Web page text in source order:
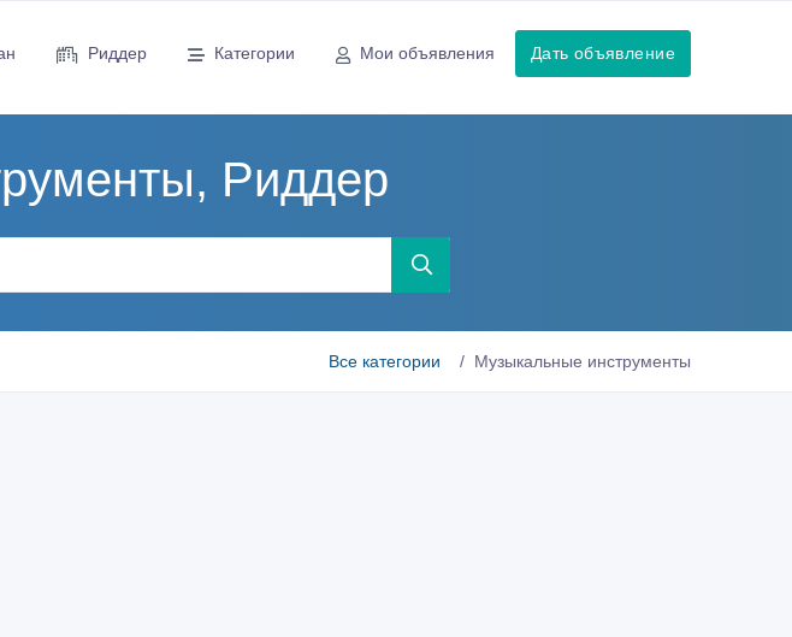
Риддер Категории Мои объявления Дать объявление
Риддер
Все категории Музыкальные инструменты